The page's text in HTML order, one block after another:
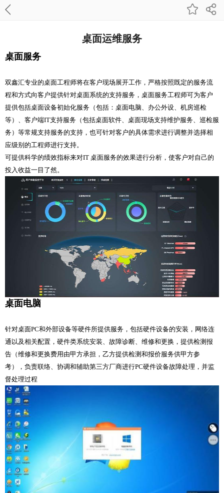
桌面运维服务
桌面服务
双鑫汇专业的桌面工程师将在客户现场展开工作，严格按照既定的服务流
程和方式向客户提供针对桌面系统的支持服务，桌面服务工程师可为客户
提供包括桌面设备初始化服务（包括：桌面电脑、办公外设、机房巡检
等）、客户端IT支持服务（包括桌面软件、桌面现场支持维护服务、巡检服
务）等常规支持服务的支持，也可针对客户的具体需求进行调整并选择相
应级别的工程师进行支持。
可提供科学的绩效指标来对IT 桌面服务的效果进行分析，使客户对自己的
投入收益一目了然。
桌面电脑
针对桌面PC和外部设备等硬件所提供服务，包括硬件设备的安装，网络连
通以及相关配置，硬件类系统安装、故障诊断、维修和更换，提供检测报
告（维修和更换费用由甲方承担，乙方提供检测和报价服务供甲方参
考），负责联络、协调和辅助第三方厂商进行PC硬件设备故障处理，并监
督处理过程